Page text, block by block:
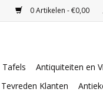
0 Artikelen - €0,00
Tafels
Antiquiteiten en
Tevreden Klanten